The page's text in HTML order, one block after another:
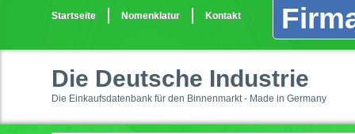
Startseite Nomenklatur Kontakt
Die Deutsche Industrie
Die Einkaufsdatenbank für den Binnenmarkt - Made in Germany